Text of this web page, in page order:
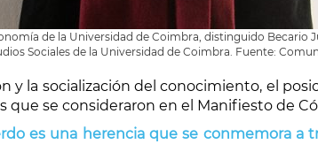
de la Universidad de Coimbra, distinguido Becario
Sociales de la Universidad de Coimbra. Fuente:
y la socialización del conocimiento, el
se consideraron en el Manifiesto de
es una herencia que se conmemora a